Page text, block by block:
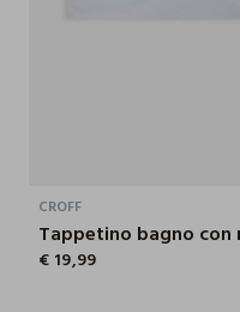
CROFF
€ 19,99